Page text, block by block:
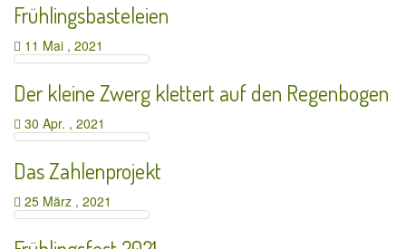
Frühlingsbasteleien
11 Mai , 2021
Der kleine Zwerg klettert auf den Regenbogen
30 Apr. , 2021
Das Zahlenprojekt
25 März , 2021